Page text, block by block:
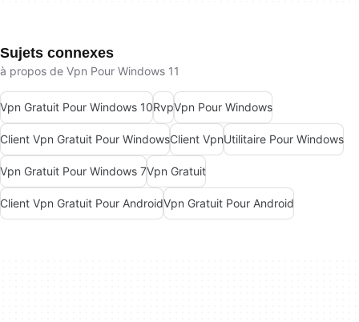
Sujets connexes
à propos de Vpn Pour Windows 11
Vpn Gratuit Pour Windows 10RvpVpn Pour Windows
Client Vpn Gratuit Pour WindowsClient VpnUtilitaire Pour Windows
Vpn Gratuit Pour Windows 7Vpn Gratuit
Client Vpn Gratuit Pour AndroidVpn Gratuit Pour Android